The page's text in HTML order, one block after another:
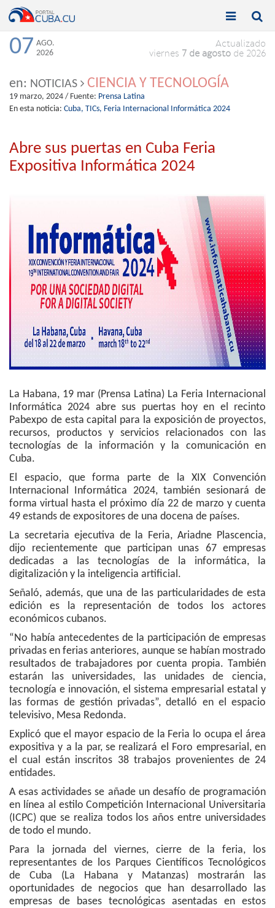
Toggle

Toggle

07 AGO.
2026
Actualizado
viernes 7 de agosto de 2026
en: NOTICIAS CIENCIA Y TECNOLOGÍA
19 marzo, 2024 / Fuente: Prensa Latina
En esta noticia: Cuba, TICs, Feria Internacional Informática 2024
Abre sus puertas en Cuba Feria
Expositiva Informática 2024
La Habana, 19 mar (Prensa Latina) La Feria Internacional
Informática 2024 abre sus puertas hoy en el recinto
Pabexpo de esta capital para la exposición de proyectos,
recursos, productos y servicios relacionados con las
tecnologías de la información y la comunicación en
Cuba.
El espacio, que forma parte de la XIX Convención
Internacional Informática 2024, también sesionará de
forma virtual hasta el próximo día 22 de marzo y cuenta
49 estands de expositores de una docena de países.
La secretaria ejecutiva de la Feria, Ariadne Plascencia,
dijo recientemente que participan unas 67 empresas
dedicadas a las tecnologías de la informática, la
digitalización y la inteligencia artificial.
Señaló, además, que una de las particularidades de esta
edición es la representación de todos los actores
económicos cubanos.
“No había antecedentes de la participación de empresas
privadas en ferias anteriores, aunque se habían mostrado
resultados de trabajadores por cuenta propia. También
estarán las universidades, las unidades de ciencia,
tecnología e innovación, el sistema empresarial estatal y
las formas de gestión privadas”, detalló en el espacio
televisivo, Mesa Redonda.
Explicó que el mayor espacio de la Feria lo ocupa el área
expositiva y a la par, se realizará el Foro empresarial, en
el cual están inscritos 38 trabajos provenientes de 24
entidades.
A esas actividades se añade un desafío de programación
en línea al estilo Competición Internacional Universitaria
(ICPC) que se realiza todos los años entre universidades
de todo el mundo.
Para la jornada del viernes, cierre de la feria, los
representantes de los Parques Científicos Tecnológicos
de Cuba (La Habana y Matanzas) mostrarán las
oportunidades de negocios que han desarrollado las
empresas de bases tecnológicas asentadas en estos